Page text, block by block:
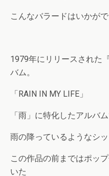
こんなバラードはいかが
1979年にリリースされた
バム。
「RAIN IN MY LIFE」
「雨」に特化したアルバ
雨の降っているようなシ
この作品の前まではポッ
いた